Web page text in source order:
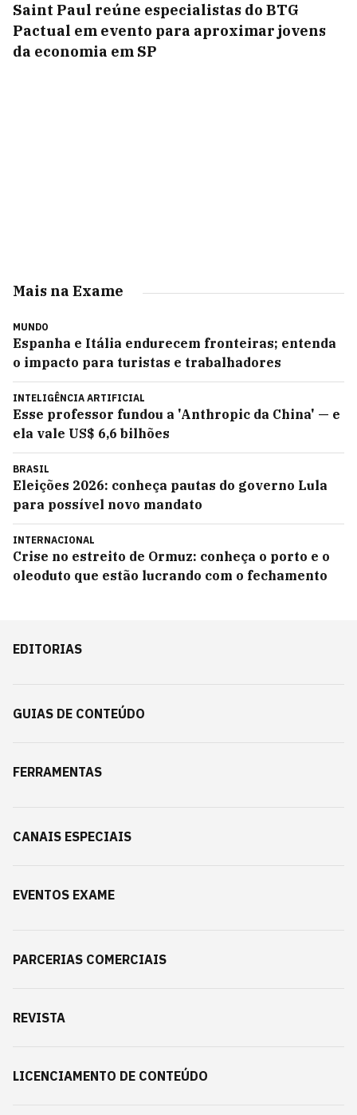
Saint Paul reúne especialistas do BTG
Pactual em evento para aproximar jovens
da economia em SP
Mais na Exame
MUNDO
Espanha e Itália endurecem fronteiras; entenda
o impacto para turistas e trabalhadores
INTELIGÊNCIA ARTIFICIAL
Esse professor fundou a 'Anthropic da China' — e
ela vale US$ 6,6 bilhões
BRASIL
Eleições 2026: conheça pautas do governo Lula
para possível novo mandato
INTERNACIONAL
Crise no estreito de Ormuz: conheça o porto e o
oleoduto que estão lucrando com o fechamento
EDITORIAS
GUIAS DE CONTEÚDO
FERRAMENTAS
CANAIS ESPECIAIS
EVENTOS EXAME
PARCERIAS COMERCIAIS
REVISTA
LICENCIAMENTO DE CONTEÚDO